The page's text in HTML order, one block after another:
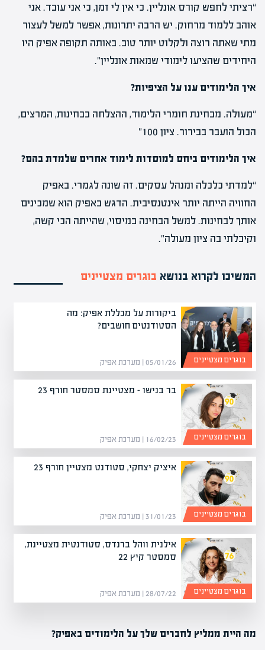
“רציתי לחפש קורס אונליין. כי אין לי זמן, כי אני עובד. אני
אוהב ללמוד מרחוק. יש הרבה יתרונות, אפשר למשל לעצור
מתי שאתה רוצה ולקלוט יותר טוב. באותה תקופה אפיק היו
היחידים שהציעו לימודי שמאות אונליין”.
איך הלימודים ענו על הציפיות?
“מעולה. מבחינת חומרי הלימוד, ההצלחה בבחינות, המרצים,
הכול הועבר בבירור. ציון 100”
איך הלימודים ביחס למוסדות לימוד אחרים שלמדת בהם?
“למדתי כלכלה ומנהל עסקים. זה שונה לגמרי. באפיק
החוויה הייתה יותר אינטנסיבית. הדגש באפיק הוא שמכינים
אותך לבחינות. למשל הבחינה במיסוי, שהייתה הכי קשה,
וקיבלתי בה ציון מעולה”.
המשיכו לקרוא בנושא בוגרים מצטיינים
ביקורות על מכללת אפיק: מה
הסטודנטים חושבים?
05/01/26 | מערכת אפיק בוגרים מצטיינים
בר בנישו – מצטיינת סמסטר חורף 23
16/02/23 | מערכת אפיק בוגרים מצטיינים
איציק יצחקי, סטודנט מצטיין חורף 23
31/01/23 | מערכת אפיק בוגרים מצטיינים
אילנית ווהל ברנדס, סטודנטית מצטיינת,
סמסטר קיץ 22
28/07/22 | מערכת אפיק בוגרים מצטיינים
מה היית ממליץ לחברים שלך על הלימודים באפיק?